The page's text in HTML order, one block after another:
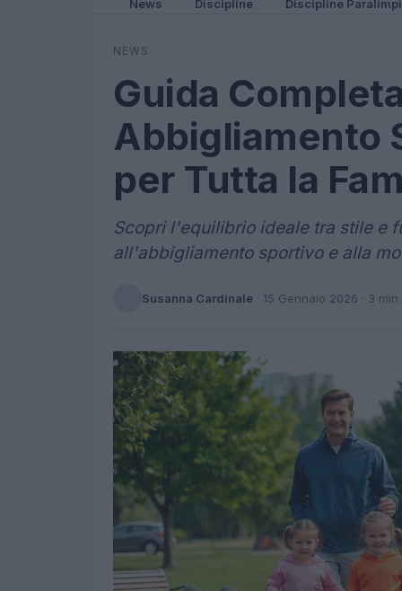
News Discipline Discipline
NEWS
Guida
Abbigliamento
per Tutta la
Scopri l'equilibrio ideale tra stile e
all'abbigliamento sportivo e alla
Susanna Cardinale · 15 Gennaio 2026 · 3 min